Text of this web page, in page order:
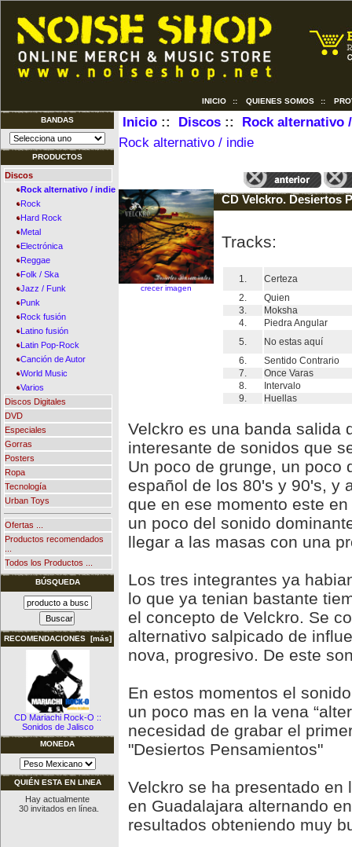
INICIO :: QUIENES SOMOS ::
BANDAS
PRODUCTOS
Discos
Rock alternativo / indie
Rock
Hard Rock
Metal
Electrónica
Reggae
Folk / Ska
Jazz / Funk
Punk
Rock fusión
Latino fusión
Latin Pop-Rock
Canción de Autor
World Music
Varios
Discos Digitales
DVD
Especiales
Gorras
Posters
Ropa
Tecnología
Urban Toys
Ofertas ...
Productos recomendados
Todos los Productos ...
BÚSQUEDA
RECOMENDACIONES [más]
CD Mariachi Rock-O ::
Sonidos de Jalisco
MONEDA
QUIÉN ESTA EN LINEA
Hay actualmente
30 invitados en línea.
Inicio:: Discos:: Rock alternativo
Rock alternativo / indie
crecer imagen
CD Velckro. Desiertos
Tracks:
1.
Certeza
2.
Quien
3.
Moksha
4.
Piedra Angular
5.
No estas aquí
6.
Sentido Contrario
7.
Once Varas
8.
Intervalo
9.
Huellas
Velckro es una banda salida
interesante de sonidos que
Un poco de grunge, un poco
español de los 80's y 90's, y
que en ese momento este
un poco del sonido
llegar a las masas con una
Los tres integrantes ya
lo que ya tenian bastante
el concepto de Velckro. Se
alternativo salpicado de
nova, progresivo. De este
En estos momentos el
un poco mas en la vena
necesidad de grabar el
"Desiertos Pensamientos"
Velckro se ha presentado
en Guadalajara alternando
resultados obteniendo muy